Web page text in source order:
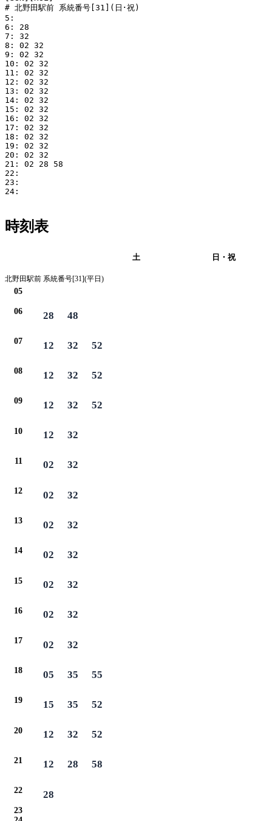
# 北野田駅前 系統番号[31](日･祝)
5:
6: 28
7: 32
8: 02 32
9: 02 32
10: 02 32
11: 02 32
12: 02 32
13: 02 32
14: 02 32
15: 02 32
16: 02 32
17: 02 32
18: 02 32
19: 02 32
20: 02 32
21: 02 28 58
22:
23:
24:
時刻表
土 日・祝
北野田駅前 系統番号[31](平日)
05
06 28 48
07 12 32 52
08 12 32 52
09 12 32 52
10 12 32
11 02 32
12 02 32
13 02 32
14 02 32
15 02 32
16 02 32
17 02 32
18 05 35 55
19 15 35 52
20 12 32 52
21 12 28 58
22 28
23